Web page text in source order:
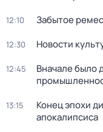
12:10 Забытое
12:30 Новости
12:45
Вначале было
13:15
Конец эпохи
апокалипсиса